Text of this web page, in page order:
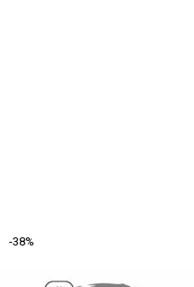
-38%